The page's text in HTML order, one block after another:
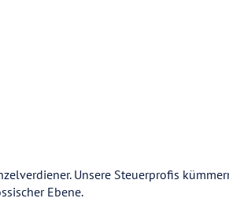
Unsere Steuerprofis
Ebene.